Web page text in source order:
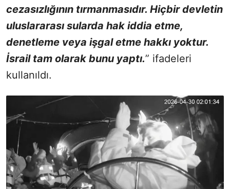
cezasızlığının tırmanmasıdır. Hiçbir devletin
uluslararası sularda hak iddia etme,
denetleme veya işgal etme hakkı yoktur.
İsrail tam olarak bunu yaptı.” ifadeleri
kullanıldı.